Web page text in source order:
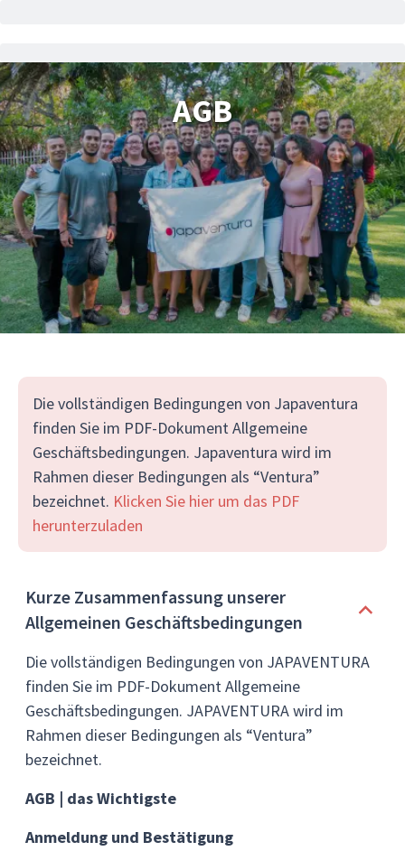
AGB
Die vollständigen Bedingungen von Japaventura
finden Sie im PDF-Dokument Allgemeine
Geschäftsbedingungen. Japaventura wird im
Rahmen dieser Bedingungen als “Ventura”
bezeichnet. Klicken Sie hier um das PDF
herunterzuladen
Kurze Zusammenfassung unserer
Allgemeinen Geschäftsbedingungen
Die vollständigen Bedingungen von JAPAVENTURA
finden Sie im PDF-Dokument Allgemeine
Geschäftsbedingungen. JAPAVENTURA wird im
Rahmen dieser Bedingungen als “Ventura”
bezeichnet.
AGB | das Wichtigste
Anmeldung und Bestätigung